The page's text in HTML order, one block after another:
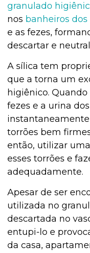
granulado
nos banheiros dos
e as fezes,
descartar e
A sílica tem
que a torna um
higiênico.
fezes e a urina
torrões bem
então, utilizar uma
esses torrões e
adequadamente.
Apesar de ser
utilizada no
descartada no
entupi-lo e
da casa,